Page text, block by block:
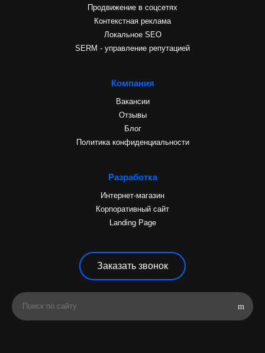
Продвижение в соцсетях
Контекстная реклама
Локальное SEO
SERM - управление репутацией
Компания
Вакансии
Отзывы
Блог
Политика конфиденциальности
Разработка
Интернет-магазин
Корпоративный сайт
Landing Page
Заказать звонок